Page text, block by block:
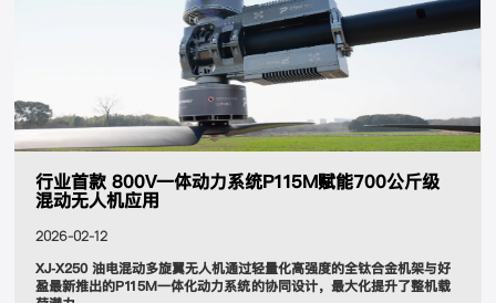
行业首款 800V一体动力系统P115M赋能700公斤级
混动无人机应用
2026-02-12
XJ-X250 油电混动多旋翼无人机通过轻量化高强度的全钛合金机架与好
盈最新推出的P115M一体化动力系统的协同设计，最大化提升了整机载